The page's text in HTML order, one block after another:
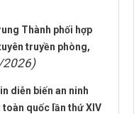
Thành phối hợp
truyền phòng,
diễn biến an ninh
quốc lần thứ XIV